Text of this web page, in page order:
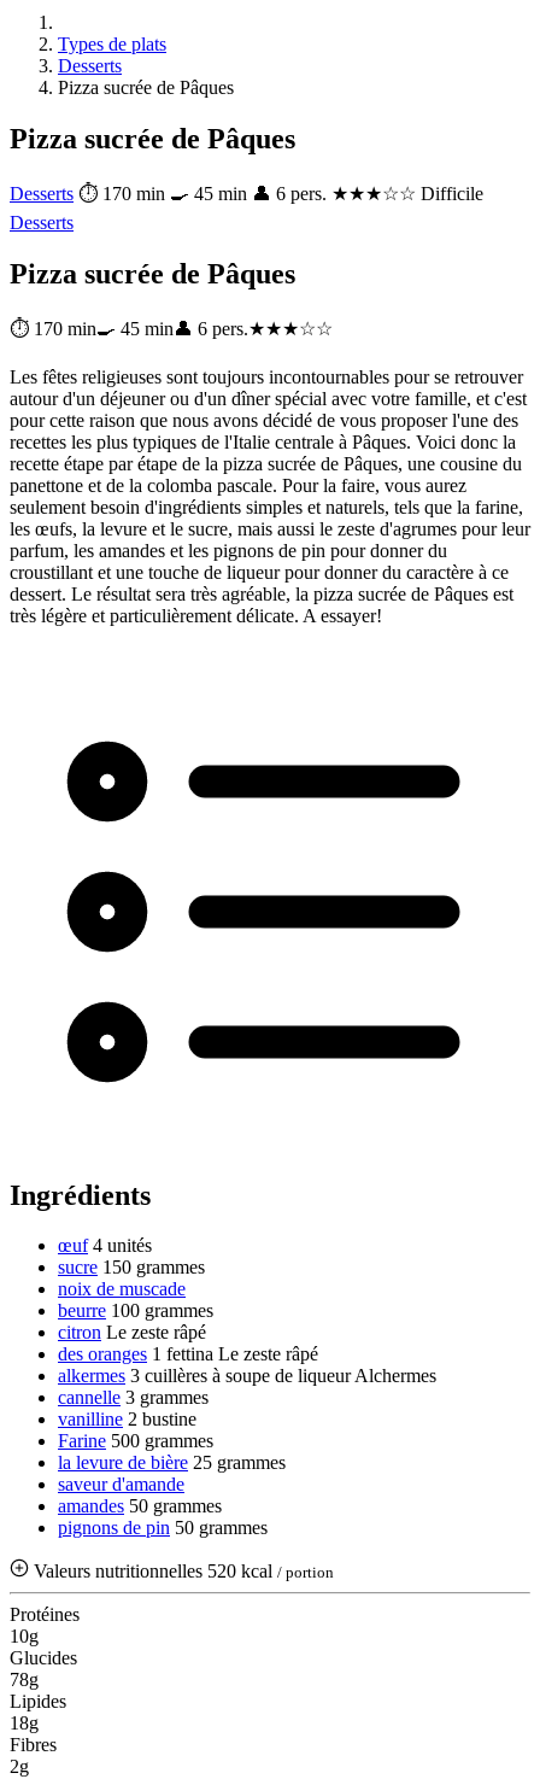
Types de plats
Desserts
Pizza sucrée de Pâques
Pizza sucrée de Pâques
Desserts ⏱ 170 min 🍳 45 min 👤 6 pers. ★★★☆☆ Difficile
Desserts
Pizza sucrée de Pâques
⏱ 170 min🍳 45 min👤 6 pers.★★★☆☆
Les fêtes religieuses sont toujours incontournables pour se retrouver
autour d'un déjeuner ou d'un dîner spécial avec votre famille, et c'est
pour cette raison que nous avons décidé de vous proposer l'une des
recettes les plus typiques de l'Italie centrale à Pâques. Voici donc la
recette étape par étape de la pizza sucrée de Pâques, une cousine du
panettone et de la colomba pascale. Pour la faire, vous aurez
seulement besoin d'ingrédients simples et naturels, tels que la farine,
les œufs, la levure et le sucre, mais aussi le zeste d'agrumes pour leur
parfum, les amandes et les pignons de pin pour donner du
croustillant et une touche de liqueur pour donner du caractère à ce
dessert. Le résultat sera très agréable, la pizza sucrée de Pâques est
très légère et particulièrement délicate. A essayer!
Ingrédients
œuf 4 unités
sucre 150 grammes
noix de muscade
beurre 100 grammes
citron Le zeste râpé
des oranges 1 fettina Le zeste râpé
alkermes 3 cuillères à soupe de liqueur Alchermes
cannelle 3 grammes
vanilline 2 bustine
Farine 500 grammes
la levure de bière 25 grammes
saveur d'amande
amandes 50 grammes
pignons de pin 50 grammes
Valeurs nutritionnelles 520 kcal / portion
Protéines
10g
Glucides
78g
Lipides
18g
Fibres
2g